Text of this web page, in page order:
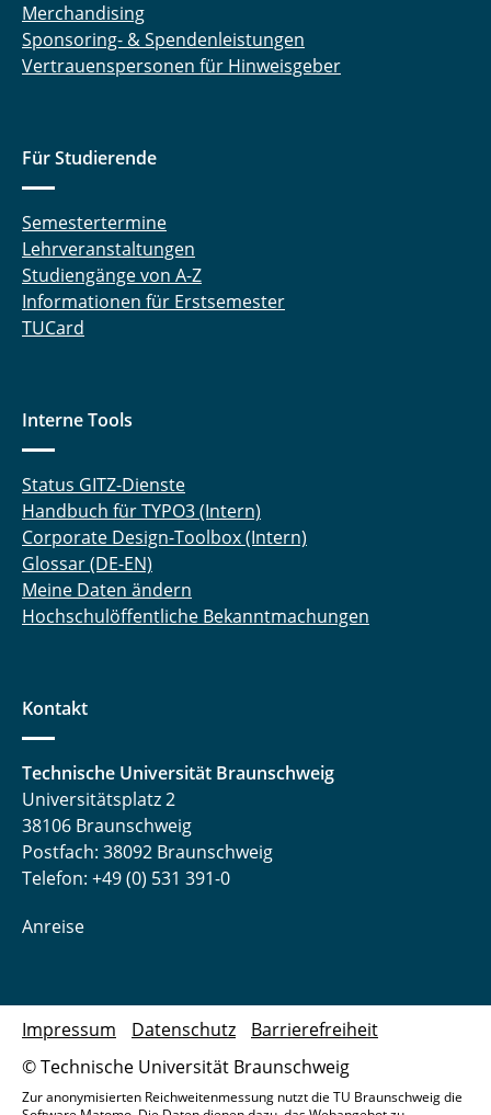
Merchandising
Sponsoring- & Spendenleistungen
Vertrauenspersonen für Hinweisgeber
Für Studierende
Semestertermine
Lehrveranstaltungen
Studiengänge von A-Z
Informationen für Erstsemester
TUCard
Interne Tools
Status GITZ-Dienste
Handbuch für TYPO3 (Intern)
Corporate Design-Toolbox (Intern)
Glossar (DE-EN)
Meine Daten ändern
Hochschulöffentliche Bekanntmachungen
Kontakt
Technische Universität Braunschweig
Universitätsplatz 2
38106 Braunschweig
Postfach: 38092 Braunschweig
Telefon: +49 (0) 531 391-0
Anreise
© Technische Universität Braunschweig
Impressum Datenschutz Barrierefreiheit
Zur anonymisierten Reichweitenmessung nutzt die TU Braunschweig die